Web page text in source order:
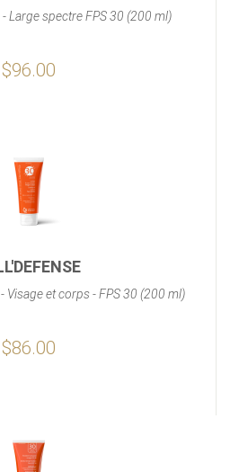
Large spectre FPS 30 (200 ml)
$96.00
Visage et corps - FPS 30 (200 ml)
$86.00